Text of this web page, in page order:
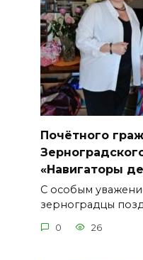
Почётного
«Навигаторы
С особым
зерноградцы
0 26